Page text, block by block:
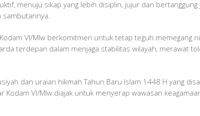
menuju sikap yang lebih disiplin, jujur dan bertanggung
VI/Mlw berkomitmen untuk tetap teguh memegang
terdepan dalam menjaga stabilitas wilayah, merawat
dan uraian hikmah Tahun Baru Islam 1448 H yang
VI/Mlw diajak untuk menyerap wawasan